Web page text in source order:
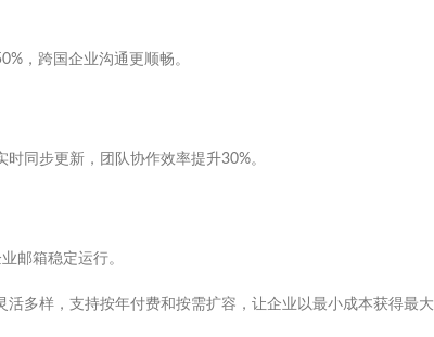
，跨国企业沟通更顺畅。
同步更新，团队协作效率提升30%。
邮箱稳定运行。
多样，支持按年付费和按需扩容，让企业以最小成本获得最大